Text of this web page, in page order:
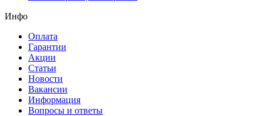
Инфо
Оплата
Гарантии
Акции
Статьи
Новости
Вакансии
Информация
Вопросы и ответы